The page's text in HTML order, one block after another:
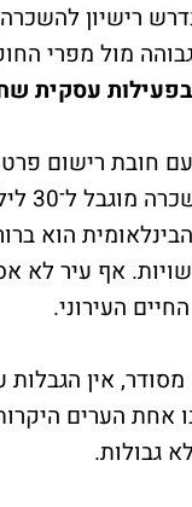
רישיון
עסקית
חובת רישום
לילות בשנה,
הוא
אף עיר לא
העירוני.
אין
אחת הערים
גבולות.